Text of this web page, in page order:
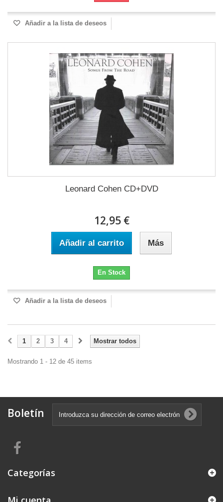
Añadir a la lista de deseos
Leonard Cohen CD+DVD
12,95 €
Añadir al carrito Más
En Stock
Añadir a la lista de deseos
Mostrar todos
1 2 3 4
Mostrando 1 - 12 de 45 items
Boletín
Categorías